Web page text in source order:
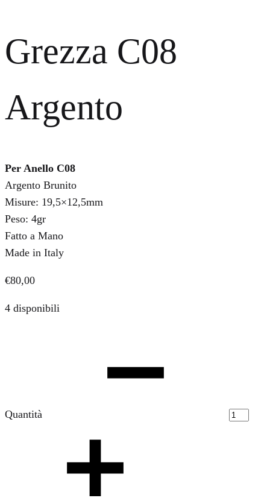
Grezza C08
Argento
Per Anello C08
Argento Brunito
Misure: 19,5×12,5mm
Peso: 4gr
Fatto a Mano
Made in Italy
€80,00
4 disponibili
Quantità